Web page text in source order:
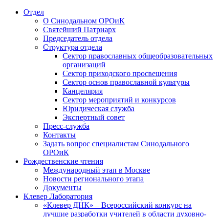
Отдел
О Синодальном ОРОиК
Святейший Патриарх
Председатель отдела
Структура отдела
Сектор православных общеобразовательных
организаций
Сектор приходского просвещения
Сектор основ православной культуры
Канцелярия
Сектор мероприятий и конкурсов
Юридическая служба
Экспертный совет
Пресс-служба
Контакты
Задать вопрос специалистам Синодального
ОРОиК
Рождественские чтения
Международный этап в Москве
Новости регионального этапа
Документы
Клевер Лаборатория
«Клевер ДНК» – Всероссийский конкурс на
лучшие разработки учителей в области духовно-